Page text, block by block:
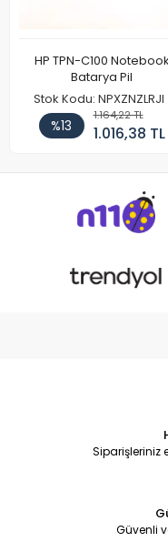
HP TPN-C100 Notebook
Batarya Pil
Stok Kodu: NPXZNZLRJI
%13
1.164,22 TL
1.016,38 TL
Siparişleriniz
Güvenli